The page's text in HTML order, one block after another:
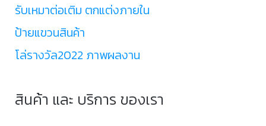
รับเหมาต่อเติม ตกแต่งภายใน
ป้ายแขวนสินค้า
โล่รางวัล2022 ภาพผลงาน
สินค้า และ บริการ ของเรา